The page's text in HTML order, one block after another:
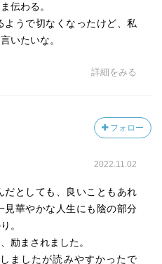
で読めば希望が持てる本、と
。確かに最後は希望で終わ
という本ではない。
込んでいる人なら考えが変わ
きるのが嫌になるほど落ち込
伝わる。
うで切なくなったけど、私
いたいな。
詳細をみる
フォロー
2022.11.02
だとしても、良いこともあれ
見華やかな人生にも陰の部分
。
励まされました。
ましたが読みやすかったで